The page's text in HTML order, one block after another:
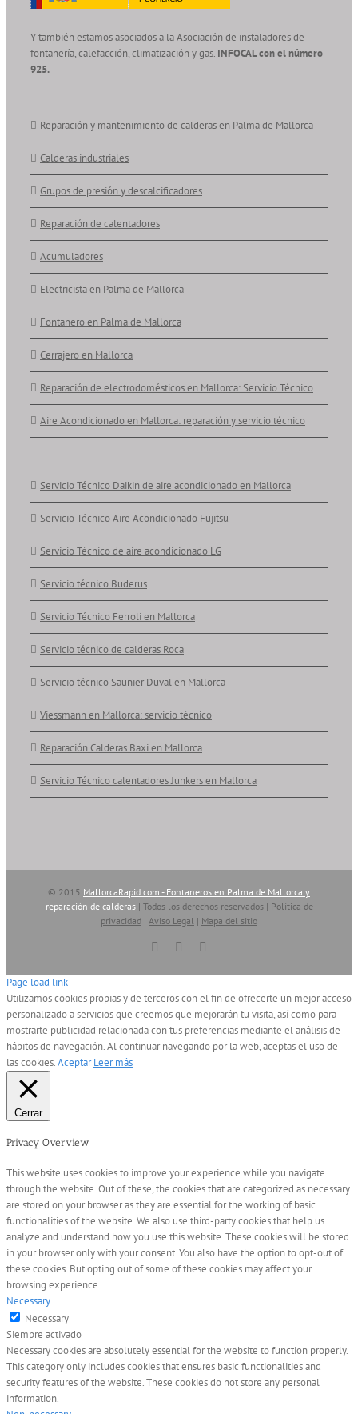
Y también estamos asociados a la Asociación de instaladores de
fontanería, calefacción, climatización y gas. INFOCAL con el número
925.
Reparación y mantenimiento de calderas en Palma de Mallorca
Calderas industriales
Grupos de presión y descalcificadores
Reparación de calentadores
Acumuladores
Electricista en Palma de Mallorca
Fontanero en Palma de Mallorca
Cerrajero en Mallorca
Reparación de electrodomésticos en Mallorca: Servicio Técnico
Aire Acondicionado en Mallorca: reparación y servicio técnico
Servicio Técnico Daikin de aire acondicionado en Mallorca
Servicio Técnico Aire Acondicionado Fujitsu
Servicio Técnico de aire acondicionado LG
Servicio técnico Buderus
Servicio Técnico Ferroli en Mallorca
Servicio técnico de calderas Roca
Servicio técnico Saunier Duval en Mallorca
Viessmann en Mallorca: servicio técnico
Reparación Calderas Baxi en Mallorca
Servicio Técnico calentadores Junkers en Mallorca
© 2015 MallorcaRapid.com - Fontaneros en Palma de Mallorca y
reparación de calderas| Todos los derechos reservados | Política de
privacidad | Aviso Legal | Mapa del sitio
Vimeo YouTube
Page load link
Utilizamos cookies propias y de terceros con el fin de ofrecerte un mejor acceso
personalizado a servicios que creemos que mejorarán tu visita, así como para
mostrarte publicidad relacionada con tus preferencias mediante el análisis de
hábitos de navegación. Al continuar navegando por la web, aceptas el uso de
las cookies.Aceptar Leer más
Cerrar
Privacy Overview
This website uses cookies to improve your experience while you navigate
through the website. Out of these, the cookies that are categorized as necessary
are stored on your browser as they are essential for the working of basic
functionalities of the website. We also use third-party cookies that help us
analyze and understand how you use this website. These cookies will be stored
in your browser only with your consent. You also have the option to opt-out of
these cookies. But opting out of some of these cookies may affect your
browsing experience.
Necessary
Necessary
Siempre activado
Necessary cookies are absolutely essential for the website to function properly.
This category only includes cookies that ensures basic functionalities and
security features of the website. These cookies do not store any personal
information.